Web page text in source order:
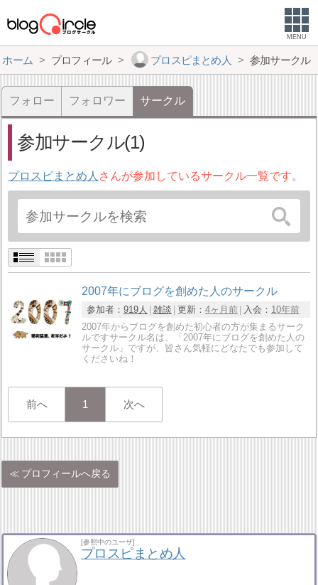
MENU
ホーム プロフィール プロスピまとめ人 参加サークル
フォロー フォロワー サークル
参加サークル(1)
プロスピまとめ人 さんが参加しているサークル一覧です。
2007年にブログを創めた人のサークル
参加者： 919人 雑談 更新： 4ヶ月前 入会： 10年前
2007年からブログを創めた初心者の方が集まるサーク
ルですサークル名は、「2007年にブログを創めた人の
サークル」ですが、皆さん気軽にどなたでも参加して
くださいね！
前へ 1 次へ
プロフィールへ戻る
[参照中のユーザ]
プロスピまとめ人